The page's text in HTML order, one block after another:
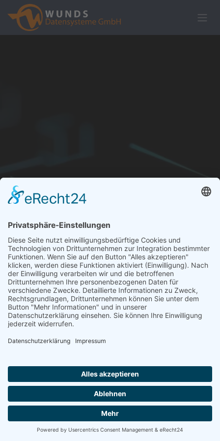
Individuelle
Wir verwirklichen Ihr Projekt von
der Idee bis zur
ausgereiften